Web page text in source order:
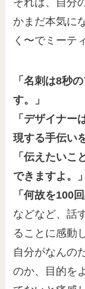
それは、自分
かまだ本気に
く〜でミーテ
「名刺は8秒
す。」
「デザイナー
現する手伝い
「伝えたいこ
できますよ。」
「何故を100
などなど、話
ることに感動
自分がなんの
のか、目的を